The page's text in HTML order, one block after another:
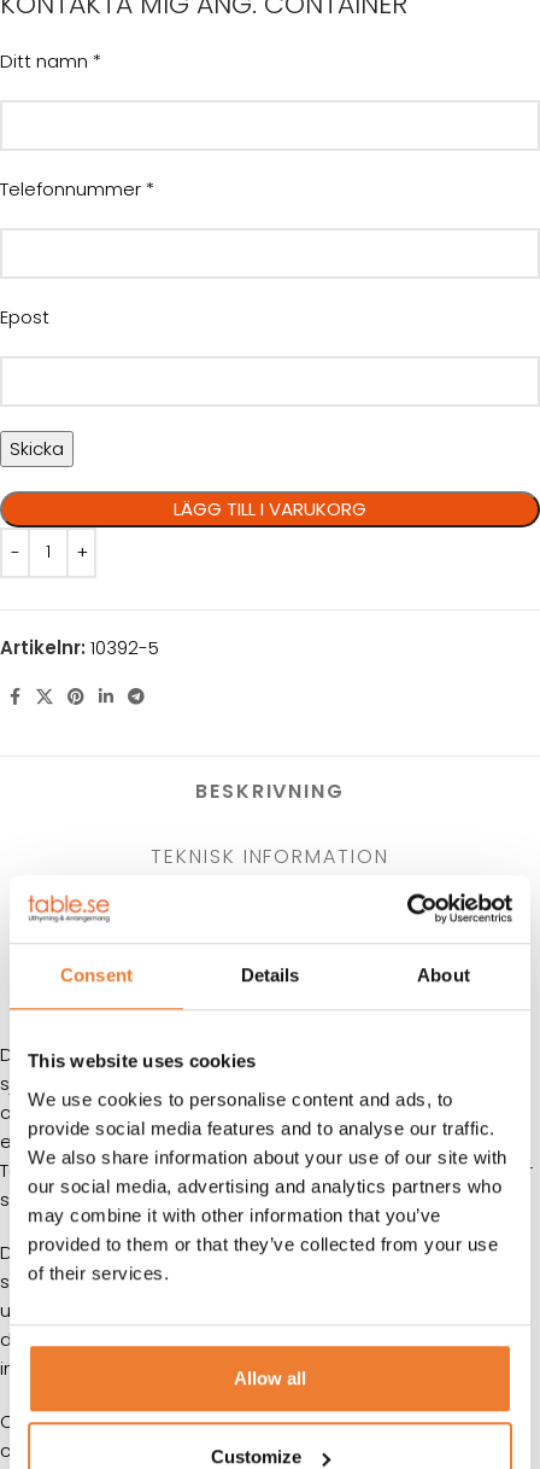
Consent Details About
This website uses cookies
We use cookies to personalise content and ads, to
provide social media features and to analyse our traffic.
We also share information about your use of our site with
our social media, advertising and analytics partners who
may combine it with other information that you’ve
provided to them or that they’ve collected from your use
of their services.
Allow all
Customize
Ditt namn *
Telefonnummer *
Epost
LÄGG TILL I VARUKORG
Artikelnr: 10392-5
BESKRIVNING
TEKNISK INFORMATION
KUNDTJÄNST
Den vanligaste typen av förrådscontainer även kallad
sjöfartscontainer eller fraktcontainer. Denna rymliga
container fungerar utmärkt som förråd eller lager samt är
ett bra hjälpmedel vid flytt och transportering av gods.
Totalvolymen är hela 33 kbm som räcker till hela bohag eller
som arbetscontainer för flera personer.
Denna container är försedd med en låsbar brandklassad
stålytterdörr i måtten 90 x 200 cm. Persondörren
underlättar vid mycket trafik in och ut och de vanliga
dörrarna behöver då endast öppnas för exempelvis
inlastning av större mängder material.
Containern är försedd med lockbox (låskåpa) gjord i
cortenstål.